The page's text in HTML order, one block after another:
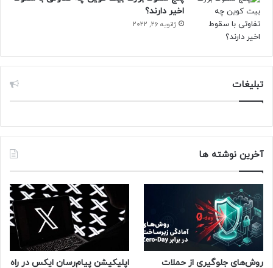
مدت 13 ساعت صفحه‌نمایش روشن داشته باشید.
عکاسی فاین آرت
الگوریتم تصویربرداری بهینه، به شما اجازه می‌دهد زیبایی زندگی را
تصویر با 2 مگاپیکسل و دوربین 8 مگاپیکسلی اولترا واید در این
چهارگانه دایره‌ای شکل، که مشخصه اصلی طراحی آنر
سلفی 16 مگاپیکسلی برای گرفتن عکس‌های سلفی و دسته‌جمعی
تعبیه شده است.
این مدل گوشی هوشمند در سه رنگ نقره‌ای، آبی و مشکی عرضه
می‌شود.
اخیر دارند؟
ژانویه 26, 2022
تبلیغات
آخرین نوشته ها
روش‌های جلوگیری از حملات
اپلیکیشن پیام‌رسان ایکس در راه